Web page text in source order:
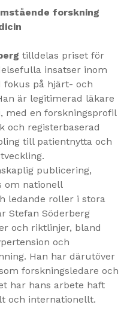
forskning
tilldelas priset för
insatser inom
fokus på hjärt- och
är legitimerad läkare
med en forskningsprofil
och registerbaserad
till patientnytta och
publicering,
om nationell
ledande roller i stora
Stefan Söderberg
och riktlinjer, bland
och
Han har därutöver
forskningsledare och
har hans arbete haft
och internationellt.